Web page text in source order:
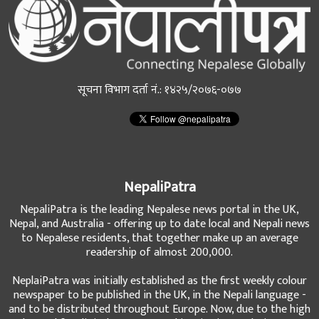
सूचना विभाग दर्ता नं.: १४२५/२०७६-०७७
NepaliPatra
NepaliPatra is the leading Nepalese news portal in the UK,
Nepal, and Australia - offering up to date local and Nepali news
to Nepalese residents, that together make up an average
readership of almost 200,000.
NeplaiPatra was initially established as the first weekly colour
newspaper to be published in the UK, in the Nepali language -
and to be distributed throughout Europe. Now, due to the high